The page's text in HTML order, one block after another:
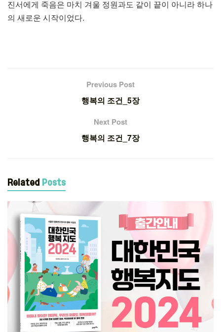
진서에게 죽음은 마치 겨울 정원과도 같이 끝이 아니라 하나
의 새로운 시작이었다.
Previous Post
행복의 조건_5장
Next Post
행복의 조건_7장
Related Posts